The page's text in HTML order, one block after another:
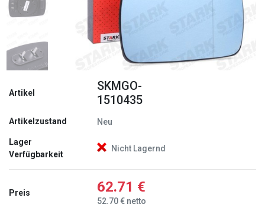
Artikel
SKMGO-
1510435
Artikelzustand Neu
Lager
Verfügbarkeit
Nicht Lagernd
Preis 62.71 €
52.70 € netto